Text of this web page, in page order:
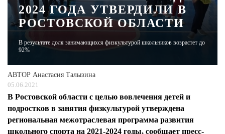
ЖУРНАЛ
2024 ГОДА УТВЕРДИЛИ В
РОСТОВСКОЙ ОБЛАСТИ
В результате доля занимающихся физкультурой школьников возрастет до
92%
АВТОР Анастасия Талызина
05.06.2021
В Ростовской области с целью вовлечения детей и
подростков в занятия физкультурой утверждена
региональная межотраслевая программа развития
школьного спорта на 2021-2024 годы, сообщает пресс-